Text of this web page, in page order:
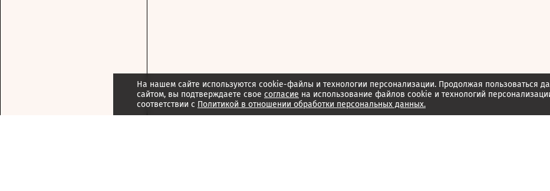
На нашем сайте используются cookie-файлы и технологии персонализации. Продолжая пользоваться
сайтом, вы подтверждаете свое согласие на использование файлов cookie и технологий
соответствии с Политикой в отношении обработки персональных данных.